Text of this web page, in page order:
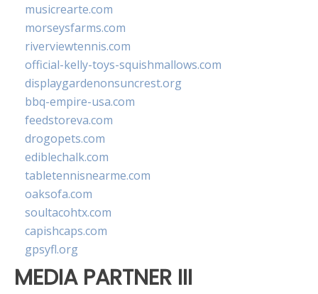
musicrearte.com
morseysfarms.com
riverviewtennis.com
official-kelly-toys-squishmallows.com
displaygardenonsuncrest.org
bbq-empire-usa.com
feedstoreva.com
drogopets.com
ediblechalk.com
tabletennisnearme.com
oaksofa.com
soultacohtx.com
capishcaps.com
gpsyfl.org
MEDIA PARTNER III